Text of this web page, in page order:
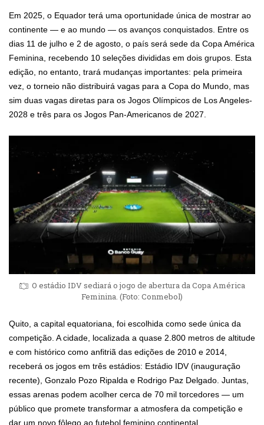
Em 2025, o Equador terá uma oportunidade única de mostrar ao
continente — e ao mundo — os avanços conquistados. Entre os
dias 11 de julho e 2 de agosto, o país será sede da Copa América
Feminina, recebendo 10 seleções divididas em dois grupos. Esta
edição, no entanto, trará mudanças importantes: pela primeira
vez, o torneio não distribuirá vagas para a Copa do Mundo, mas
sim duas vagas diretas para os Jogos Olímpicos de Los Angeles-
2028 e três para os Jogos Pan-Americanos de 2027.
O estádio IDV sediará o jogo de abertura da Copa América
Feminina. (Foto: Conmebol)
Quito, a capital equatoriana, foi escolhida como sede única da
competição. A cidade, localizada a quase 2.800 metros de altitude
e com histórico como anfitriã das edições de 2010 e 2014,
receberá os jogos em três estádios: Estádio IDV (inauguração
recente), Gonzalo Pozo Ripalda e Rodrigo Paz Delgado. Juntas,
essas arenas podem acolher cerca de 70 mil torcedores — um
público que promete transformar a atmosfera da competição e
dar um novo fôlego ao futebol feminino continental.